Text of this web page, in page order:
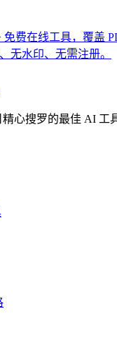
免费在线工具，覆盖
无水印、无需注册。
心搜罗的最佳 AI 工具